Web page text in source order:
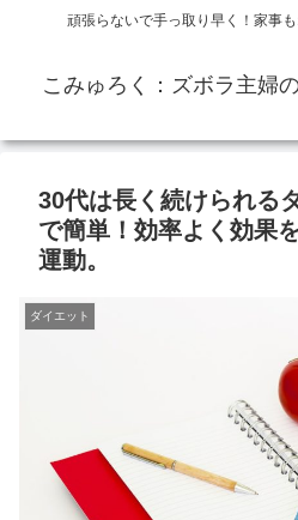
頑張らないで手っ取り早く！家事
こみゅろく：ズボラ主婦
30代は長く続けられる
で簡単！効率よく効果
運動。
ダイエット